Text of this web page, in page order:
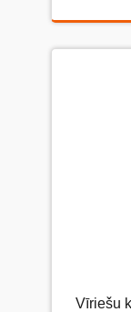
Vīriešu